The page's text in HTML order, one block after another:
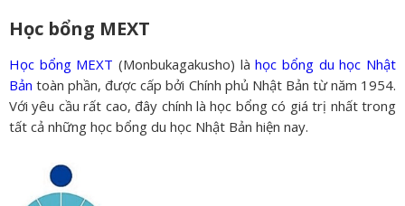
Học bổng MEXT
Học bổng MEXT (Monbukagakusho) làhọc bổng du học Nhật
Bản toàn phần, được cấp bởi Chính phủ Nhật Bản từ năm 1954.
Với yêu cầu rất cao, đây chính là học bổng có giá trị nhất trong
tất cả những học bổng du học Nhật Bản hiện nay.